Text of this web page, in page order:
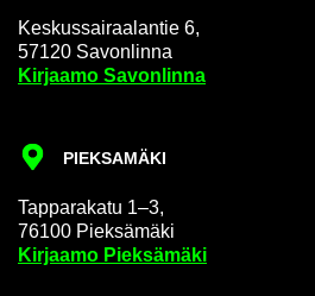
Kes­kus­sai­raa­lan­tie 6,
57120 Sa­von­lin­na
Kir­jaa­mo Sa­von­lin­na
PIEK­SA­MÄ­KI
Tap­pa­ra­ka­tu 1–3,
76100 Piek­sä­mä­ki
Kir­jaa­mo Piek­sä­mä­ki